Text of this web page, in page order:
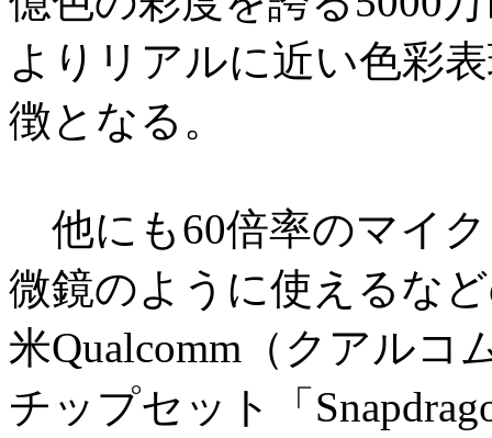
よりリアルに近い色彩
徴となる。
他にも60倍率のマイ
微鏡のように使えるな
米Qualcomm（クアルコ
チップセット「